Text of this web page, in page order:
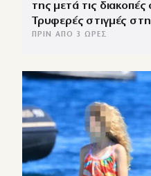
της μετά τις
Τρυφερές στιγμές
ΠΡΙΝ ΑΠΌ 3 ΏΡΕΣ